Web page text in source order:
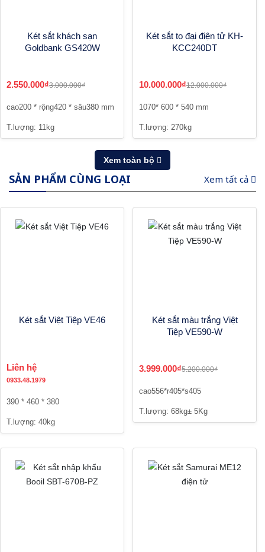
Két sắt khách sạn
Goldbank GS420W
2.550.000₫3.000.000₫
cao200 * rộng420 * sâu380 mm
T.lượng: 11kg
Két sắt to đại điện tử KH-
KCC240DT
10.000.000₫12.000.000₫
1070* 600 * 540 mm
T.lượng: 270kg
Xem toàn bộ
SẢN PHẨM CÙNG LOẠI Xem tất cả
Két sắt Việt Tiệp VE46
Liên hệ
0933.48.1979
390 * 460 * 380
T.lượng: 40kg
Két sắt màu trắng Việt
Tiệp VE590-W
3.999.000₫5.200.000₫
cao556*r405*s405
T.lượng: 68kg± 5Kg